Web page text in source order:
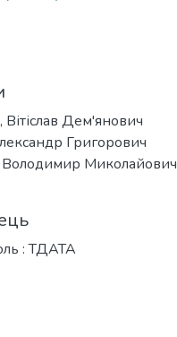
Дем'янович
Григорович
Миколайович
: ТДАТА